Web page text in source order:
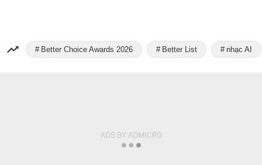
Better Choice Awards 2026 Better List nhạc AI